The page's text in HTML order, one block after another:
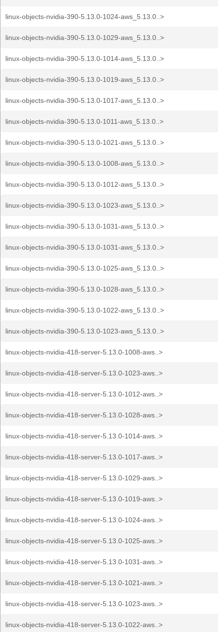
linux-objects-nvidia-390-5.13.0-1024-aws_5.13.0..>
linux-objects-nvidia-390-5.13.0-1029-aws_5.13.0..>
linux-objects-nvidia-390-5.13.0-1014-aws_5.13.0..>
linux-objects-nvidia-390-5.13.0-1019-aws_5.13.0..>
linux-objects-nvidia-390-5.13.0-1017-aws_5.13.0..>
linux-objects-nvidia-390-5.13.0-1011-aws_5.13.0..>
linux-objects-nvidia-390-5.13.0-1021-aws_5.13.0..>
linux-objects-nvidia-390-5.13.0-1008-aws_5.13.0..>
linux-objects-nvidia-390-5.13.0-1012-aws_5.13.0..>
linux-objects-nvidia-390-5.13.0-1023-aws_5.13.0..>
linux-objects-nvidia-390-5.13.0-1031-aws_5.13.0..>
linux-objects-nvidia-390-5.13.0-1031-aws_5.13.0..>
linux-objects-nvidia-390-5.13.0-1025-aws_5.13.0..>
linux-objects-nvidia-390-5.13.0-1028-aws_5.13.0..>
linux-objects-nvidia-390-5.13.0-1022-aws_5.13.0..>
linux-objects-nvidia-390-5.13.0-1023-aws_5.13.0..>
linux-objects-nvidia-418-server-5.13.0-1008-aws..>
linux-objects-nvidia-418-server-5.13.0-1023-aws..>
linux-objects-nvidia-418-server-5.13.0-1012-aws..>
linux-objects-nvidia-418-server-5.13.0-1028-aws..>
linux-objects-nvidia-418-server-5.13.0-1014-aws..>
linux-objects-nvidia-418-server-5.13.0-1017-aws..>
linux-objects-nvidia-418-server-5.13.0-1029-aws..>
linux-objects-nvidia-418-server-5.13.0-1019-aws..>
linux-objects-nvidia-418-server-5.13.0-1024-aws..>
linux-objects-nvidia-418-server-5.13.0-1025-aws..>
linux-objects-nvidia-418-server-5.13.0-1031-aws..>
linux-objects-nvidia-418-server-5.13.0-1021-aws..>
linux-objects-nvidia-418-server-5.13.0-1023-aws..>
linux-objects-nvidia-418-server-5.13.0-1022-aws..>